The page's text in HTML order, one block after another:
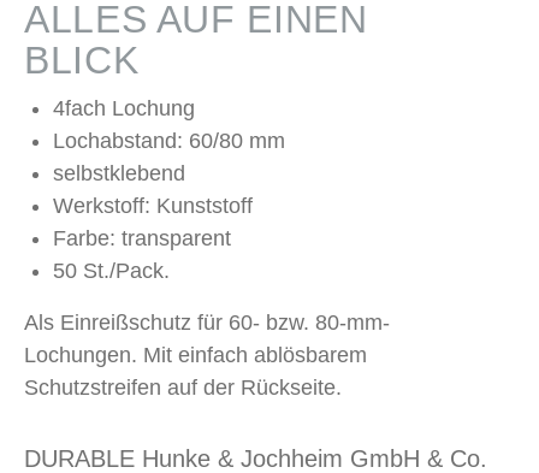
ALLES AUF EINEN
BLICK
4fach Lochung
Lochabstand: 60/80 mm
selbstklebend
Werkstoff: Kunststoff
Farbe: transparent
50 St./Pack.
Als Einreißschutz für 60- bzw. 80-mm-
Lochungen. Mit einfach ablösbarem
Schutzstreifen auf der Rückseite.
DURABLE Hunke & Jochheim GmbH & Co.